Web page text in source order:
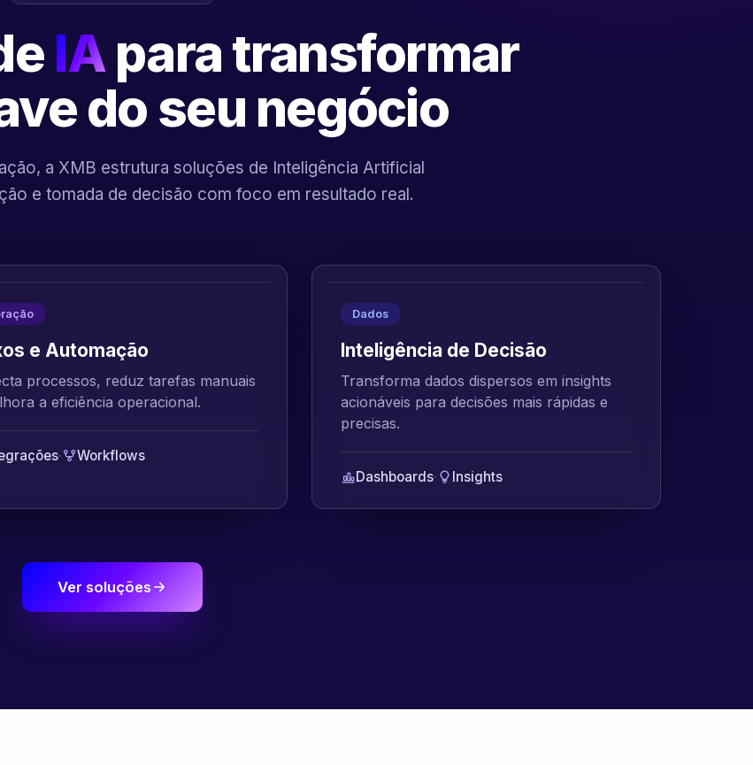
IApara transformar
do seu negócio
a XMB estrutura soluções de Inteligência Artificial
e tomada de decisão com foco em resultado real.
e Automação
processos, reduz tarefas manuais
a eficiência operacional.
· Workflows
Dados
Inteligência de Decisão
Transforma dados dispersos em insights
acionáveis para decisões mais rápidas e
precisas.
Dashboards· Insights
Ver soluções